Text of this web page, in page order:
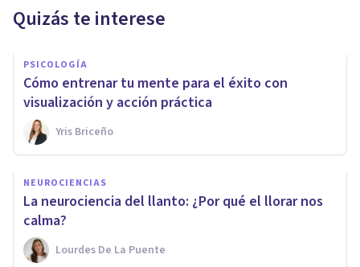
Quizás te interese
PSICOLOGÍA
Cómo entrenar tu mente para el éxito con
visualización y acción práctica
Yris Briceño
NEUROCIENCIAS
La neurociencia del llanto: ¿Por qué el llorar nos
calma?
Lourdes De La Puente